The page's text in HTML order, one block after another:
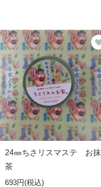
24㎜ちさリスマステ お抹
茶
693円(税込)